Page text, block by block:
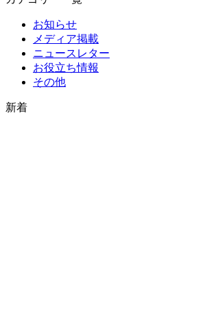
お知らせ
メディア掲載
ニュースレター
お役立ち情報
その他
新着